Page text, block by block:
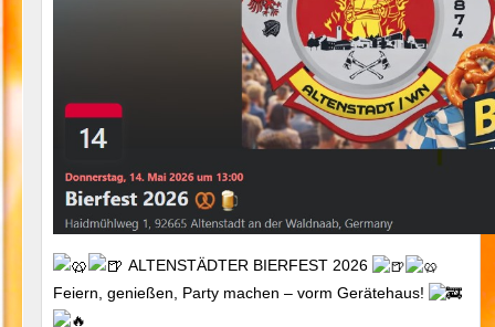
ALTENSTÄDTER BIERFEST 2026
Feiern, genießen, Party machen – vorm Gerätehaus!